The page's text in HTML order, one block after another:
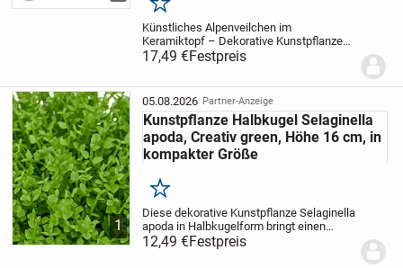
Merken
Künstliches Alpenveilchen im
Keramiktopf – Dekorative Kunstpflanze
mit roten Blüten für Wohnzimmer, Büro
und Balkon Dieses hochwertige
seinen leuchtend roten...
17,49 €Festpreis
1
05.08.2026 Partner-Anzeige
Kunstpflanze Halbkugel Selaginella
apoda, Creativ green, Höhe 16 cm, in
kompakter Größe
Merken
Diese dekorative Kunstpflanze Selaginella
apoda in Halbkugelform bringt einen
natürlichen Akzent in dein Zuhause.
Perfekt gestaltet, um das üppige Grün
12,49 €Festpreis